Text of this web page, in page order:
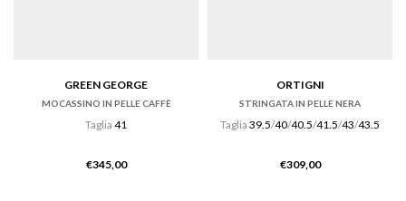
GREEN GEORGE
MOCASSINO IN PELLE CAFFÈ
Taglia 41
€345,00
ORTIGNI
STRINGATA IN PELLE NERA
Taglia 39.5/40/40.5/41.5/43/43.5
€309,00